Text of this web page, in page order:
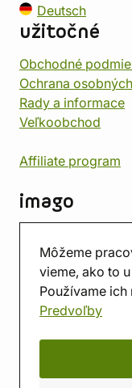
Môžeme
vieme, ako to
Používame
Predvoľby
Deutsch
užitočné
Obchodné
Ochrana
Rady a informace
Veľkoobchod
Affiliate program
imago
Predajňa
Herňa
O nás
Hodnotenie